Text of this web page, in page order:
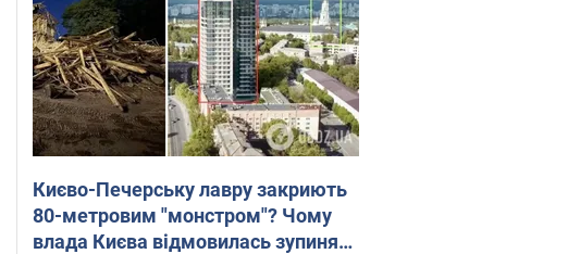
Києво-Печерську лавру закриють
80-метровим "монстром"? Чому
влада Києва відмовилась зупиняти